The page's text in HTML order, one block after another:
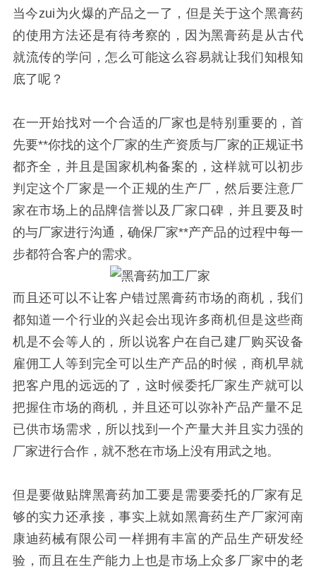
当今zui为火爆的产品之一了，但是关于这个黑膏药
的使用方法还是有待考察的，因为黑膏药是从古代
就流传的学问，怎么可能这么容易就让我们知根知
底了呢？
在一开始找对一个合适的厂家也是特别重要的，首
先要**你找的这个厂家的生产资质与厂家的正规证书
都齐全，并且是国家机构备案的，这样就可以初步
判定这个厂家是一个正规的生产厂，然后要注意厂
家在市场上的品牌信誉以及厂家口碑，并且要及时
的与厂家进行沟通，确保厂家**产产品的过程中每一
步都符合客户的需求。
而且还可以不让客户错过黑膏药市场的商机，我们
都知道一个行业的兴起会出现许多商机但是这些商
机是不会等人的，所以说客户在自己建厂购买设备
雇佣工人等到完全可以生产产品的时候，商机早就
把客户甩的远远的了，这时候委托厂家生产就可以
把握住市场的商机，并且还可以弥补产品产量不足
已供市场需求，所以找到一个产量大并且实力强的
厂家进行合作，就不愁在市场上没有用武之地。
但是要做贴牌黑膏药加工要是需要委托的厂家有足
够的实力还承接，事实上就如黑膏药生产厂家河南
康迪药械有限公司一样拥有丰富的产品生产研发经
验，而且在生产能力上也是市场上众多厂家中的老